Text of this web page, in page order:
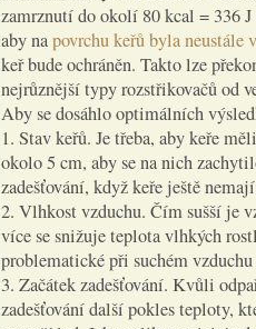
zamrznutí do okolí 80 kcal = 336 J
aby napovrchu keřů byla neustále
keř bude ochráněn. Takto lze
nejrůznější typy rozstřikovačů od
Aby se dosáhlo optimálních
1. Stav keřů. Je třeba, aby keře
okolo 5 cm, aby se na nich
zadešťování, když keře ještě
2. Vlhkost vzduchu. Čím sušší je
více se snižuje teplota vlhkých
problematické při suchém
3. Začátek zadešťování. Kvůli
zadešťování další pokles teploty,